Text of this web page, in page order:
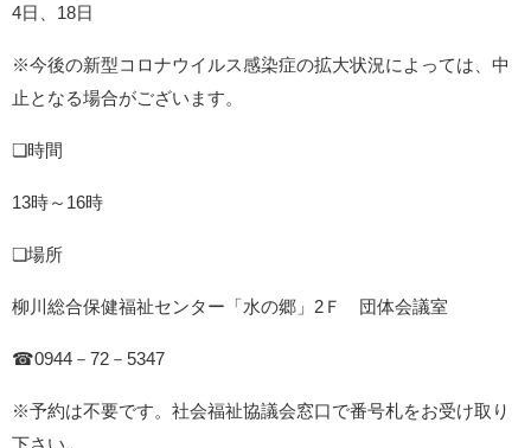
4日、18日
※今後の新型コロナウイルス感染症の拡大状況によっては、中
止となる場合がございます。
❏時間
13時～16時
❏場所
柳川総合保健福祉センター「水の郷」2Ｆ 団体会議室
☎0944－72－5347
※予約は不要です。社会福祉協議会窓口で番号札をお受け取り